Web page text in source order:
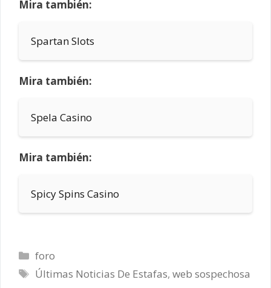
Mira también:
Spartan Slots
Mira también:
Spela Casino
Mira también:
Spicy Spins Casino
Categorías
foro
Etiquetas
Últimas Noticias De Estafas,web sospechosa